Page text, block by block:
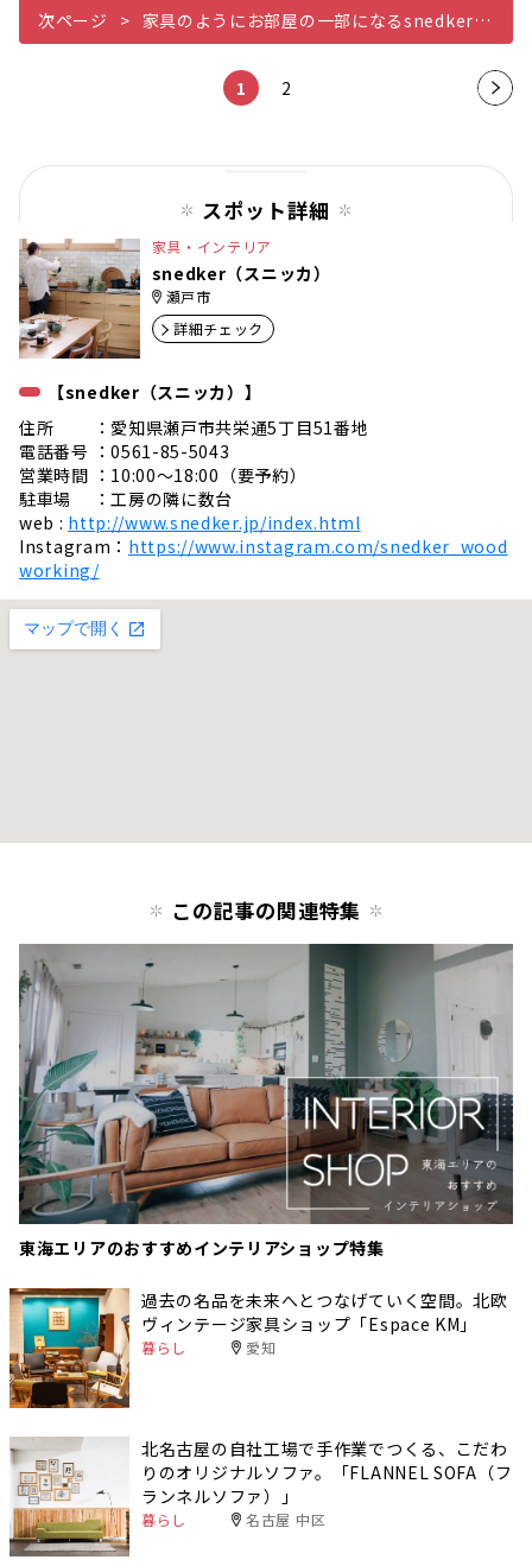
次ページ 家具のようにお部屋の一部になるsnedkerのオーダーメイドキッチン
1 2
次の
スポット詳細
家具・インテリア
snedker（スニッカ）
瀬戸市
詳細チェック
【snedker（スニッカ）】
住所 ：愛知県瀬戸市共栄通5丁目51番地
電話番号 ：0561-85-5043
営業時間 ：10:00〜18:00（要予約）
駐車場 ：工房の隣に数台
web : http://www.snedker.jp/index.html
Instagram： https://www.instagram.com/snedker_wood
working/
この記事の関連特集
東海エリアのおすすめインテリアショップ特集
過去の名品を未来へとつなげていく空間。北欧
ヴィンテージ家具ショップ「Espace KM」
暮らし 愛知
北名古屋の自社工場で手作業でつくる、こだわ
りのオリジナルソファ。「FLANNEL SOFA（フ
ランネルソファ）」
暮らし 名古屋 中区